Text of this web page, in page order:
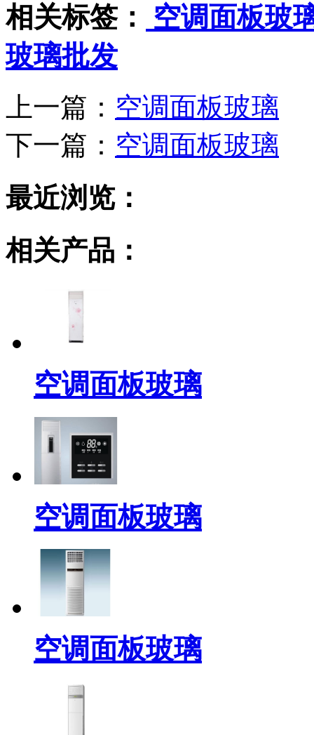
相关标签：
空调面板玻
玻璃批发
上一篇： 空调面板玻璃
下一篇： 空调面板玻璃
最近浏览：
相关产品：
空调面板玻璃
空调面板玻璃
空调面板玻璃